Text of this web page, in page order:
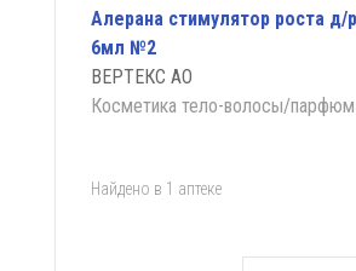
Алерана стимулятор роста д/
6мл №2
ВЕРТЕКС АО
Косметика тело-волосы/парфюм
Найдено в 1 аптеке